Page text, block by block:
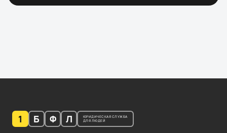
1 Б Ф Л
ЮРИДИЧЕСКАЯ СЛУЖБА
ДЛЯ ЛЮДЕЙ